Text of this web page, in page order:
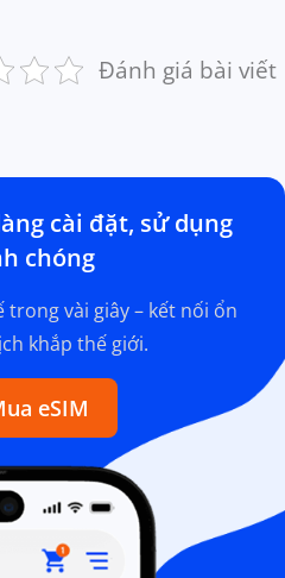
Đánh giá bài viết
cài đặt, sử dụng
chóng
trong vài giây – kết nối ổn
khắp thế giới.
eSIM